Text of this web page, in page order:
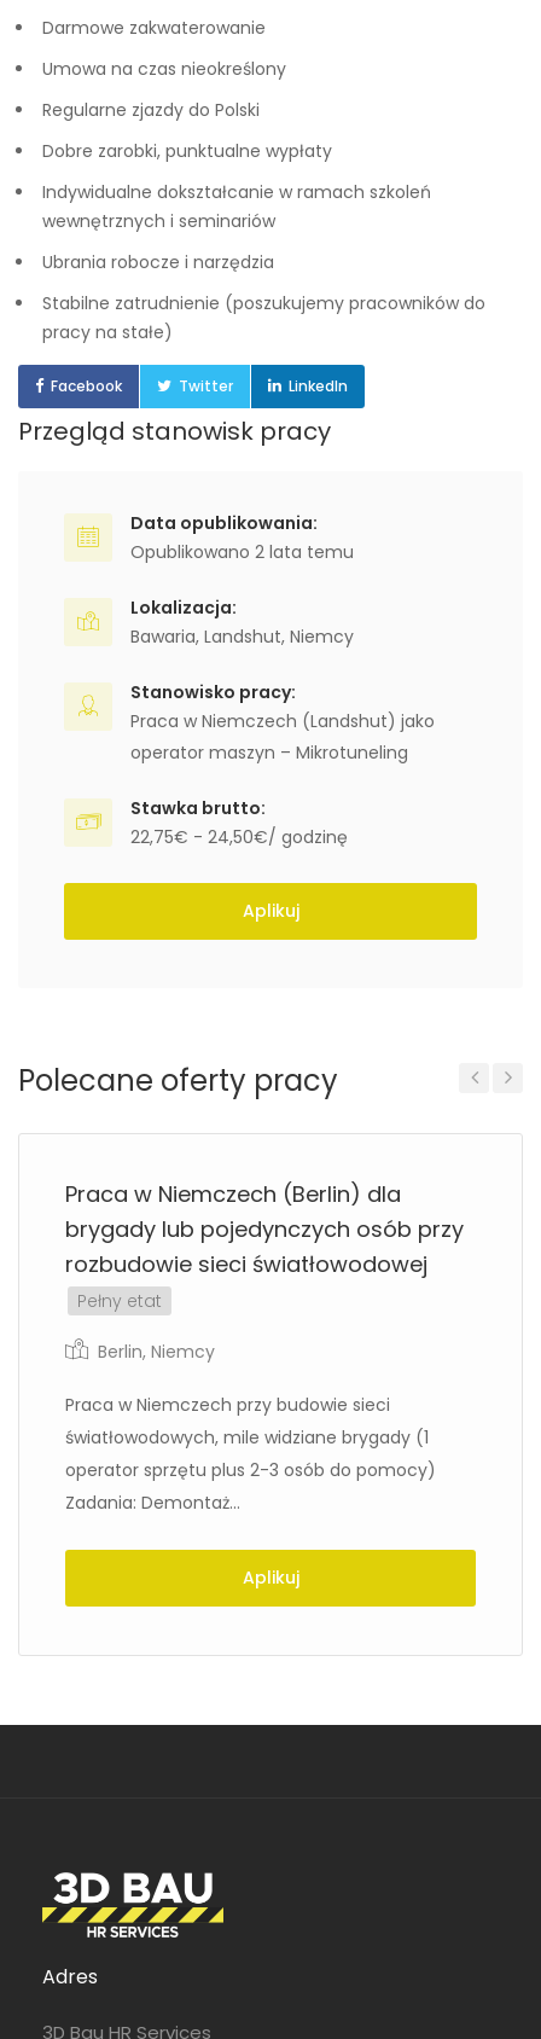
Darmowe zakwaterowanie
Umowa na czas nieokreślony
Regularne zjazdy do Polski
Dobre zarobki, punktualne wypłaty
Indywidualne dokształcanie w ramach szkoleń
wewnętrznych i seminariów
Ubrania robocze i narzędzia
Stabilne zatrudnienie (poszukujemy pracowników do
pracy na stałe)
Facebook Twitter LinkedIn
Przegląd stanowisk pracy
Data opublikowania:
Opublikowano 2 lata temu
Lokalizacja:
Bawaria, Landshut, Niemcy
Stanowisko pracy:
Praca w Niemczech (Landshut) jako
operator maszyn – Mikrotuneling
Stawka brutto:
22,75€ - 24,50€/ godzinę
Aplikuj
Polecane oferty pracy
Praca w Niemczech (Berlin) dla
brygady lub pojedynczych osób przy
rozbudowie sieci światłowodowej
Pełny etat
Berlin, Niemcy
Praca w Niemczech przy budowie sieci
światłowodowych, mile widziane brygady (1
operator sprzętu plus 2-3 osób do pomocy)
Zadania: Demontaż...
Aplikuj
Adres
3D Bau HR Services